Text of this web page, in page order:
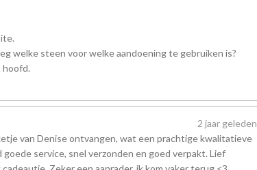
welke steen voor welke aandoening te gebruiken is?
hoofd.
2 jaar geleden
van Denise ontvangen, wat een prachtige kwalitatieve
service, snel verzonden en goed verpakt. Lief